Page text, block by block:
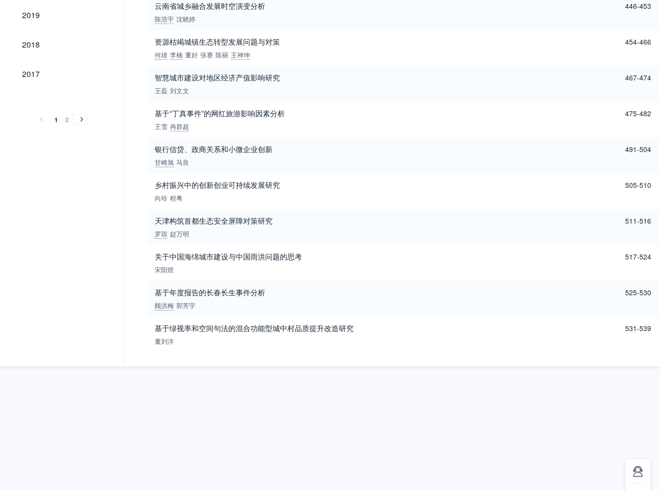
2019
2019
2018
2018
2017
2017
1 2
云南省城乡融合发展时空演变分析
陈浩宇 沈晓婷
446-453
资源枯竭城镇生态转型发展问题与对策
何雄 李楠 董好 张赛 陈丽 王神坤
454-466
智慧城市建设对地区经济产值影响研究
王磊 刘文文
467-474
基于“丁真事件”的网红旅游影响因素分析
王雪 冉群超
475-482
银行信贷、政商关系和小微企业创新
甘崎旭 马良
491-504
乡村振兴中的创新创业可持续发展研究
向玲 程粤
505-510
天津构筑首都生态安全屏障对策研究
罗琼 赵万明
511-516
关于中国海绵城市建设与中国雨洪问题的思考
宋阳煜
517-524
基于年度报告的长春长生事件分析
顾洪梅 郭芳宇
525-530
基于绿视率和空间句法的混合功能型城中村品质提升改造研究
董刘洋
531-539